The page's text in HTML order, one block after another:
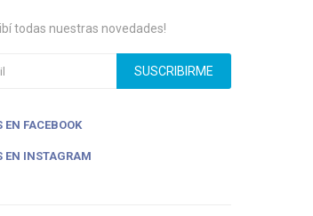
todas nuestras novedades!
SUSCRIBIRME